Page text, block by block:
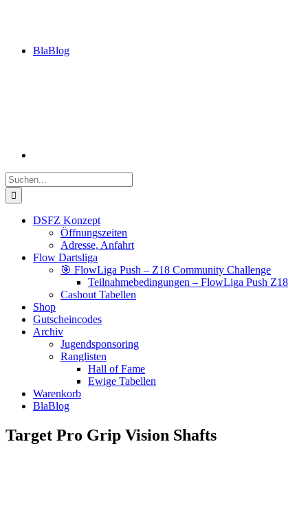
BlaBlog
Suche
nach:
DSFZ Konzept
Öffnungszeiten
Adresse, Anfahrt
Flow Dartsliga
🎯 FlowLiga Push – Z18 Community Challenge
Teilnahmebedingungen – FlowLiga Push Z18
Cashout Tabellen
Shop
Gutscheincodes
Archiv
Jugendsponsoring
Ranglisten
Hall of Fame
Ewige Tabellen
Warenkorb
BlaBlog
Target Pro Grip Vision Shafts